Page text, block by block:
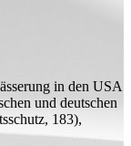
in den USA
und deutschen
183),